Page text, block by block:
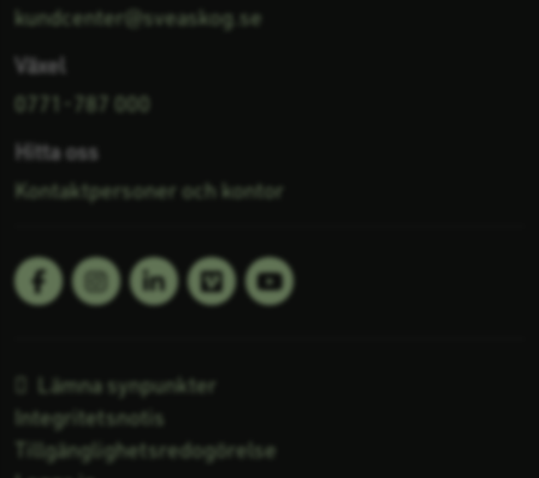
kundcenter@sveaskog.se
Växel
0771-787 000
Hitta oss
Kontaktpersoner och kontor
Följ oss på:
Facebook LinkedinVimeoYoutube
Lämna synpunkter
Integritetsnotis
Tillgänglighetsredogörelse